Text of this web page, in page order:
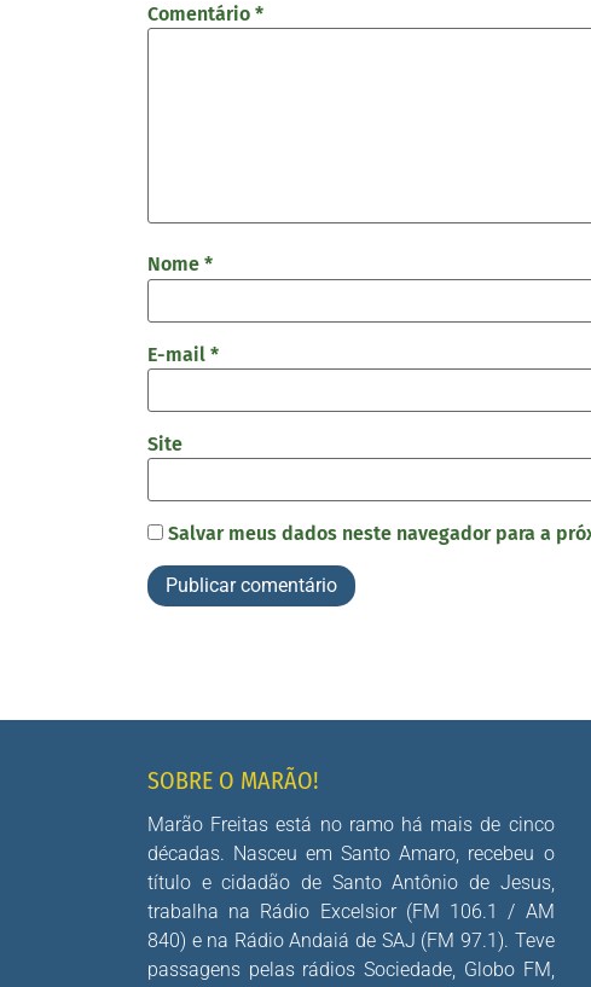
Comentário *
Nome *
E-mail *
Site
Salvar meus dados neste navegador para a
SOBRE O MARÃO!
Marão Freitas está no ramo há mais de cinco
décadas. Nasceu em Santo Amaro, recebeu o
título e cidadão de Santo Antônio de Jesus,
trabalha na Rádio Excelsior (FM 106.1 / AM
840) e na Rádio Andaiá de SAJ (FM 97.1). Teve
passagens pelas rádios Sociedade, Globo FM,